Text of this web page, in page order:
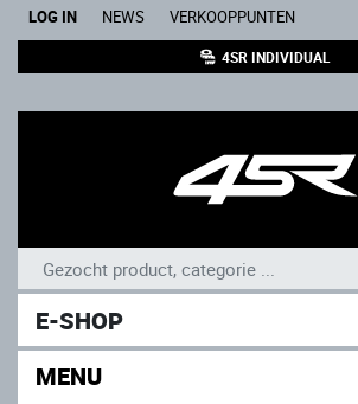
LOG IN NEWS VERKOOPPUNTEN
4SR INDIVIDUAL
E-SHOP
MENU